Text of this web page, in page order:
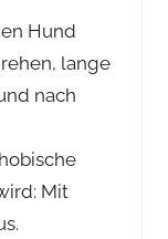
Hund
lange
nach
Mit